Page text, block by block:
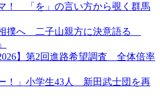
！ 「を」の言い方から覗く群馬
撲へ 二子山親方に決意語る
】第2回進路希望調査 全体倍率
！」小学生43人 新田武士団を再